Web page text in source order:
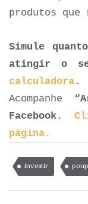
produtos que
Simule
atingir o
calculadora .
Acompanhe
Facebook.
página.
investir